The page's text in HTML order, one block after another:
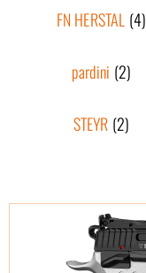
FN HERSTAL (4)
pardini (2)
STEYR (2)